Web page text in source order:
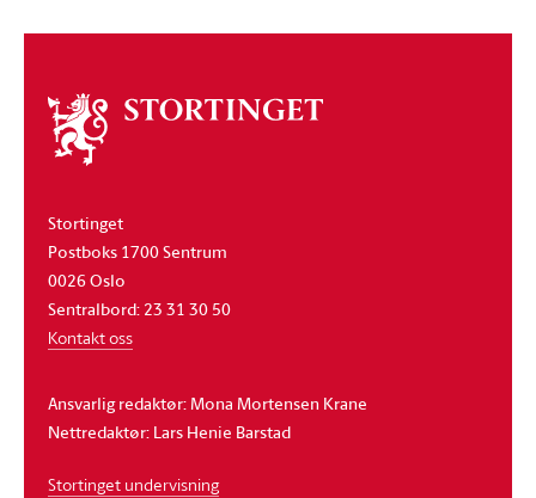
Om
stortinget
Stortinget
Postboks 1700 Sentrum
0026 Oslo
Sentralbord: 23 31 30 50
Kontakt oss
Ansvarlig redaktør: Mona Mortensen Krane
Nettredaktør: Lars Henie Barstad
Stortinget undervisning